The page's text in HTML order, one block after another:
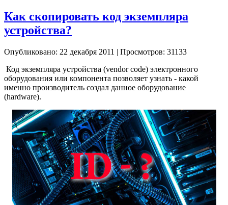
Как скопировать код экземпляра
устройства?
Опубликовано: 22 декабря 2011 | Просмотров: 31133
Код экземпляра устройства (vendor code) электронного
оборудования или компонента позволяет узнать - какой
именно производитель создал данное оборудование
(hardware).